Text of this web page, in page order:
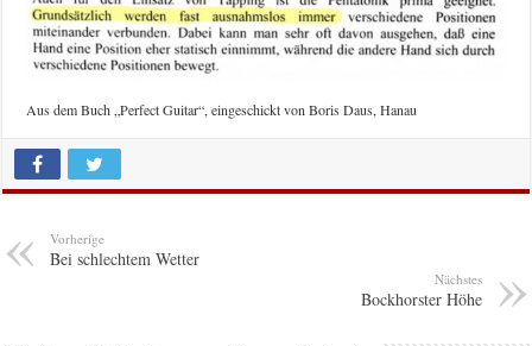
Aus dem Buch „Perfect Guitar“, eingeschickt von Boris Daus, Hanau
Vorherige
Bei schlechtem Wetter
Nächstes
Bockhorster Höhe